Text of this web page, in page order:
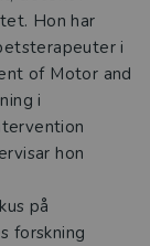
Hon har
i
of Motor and
i
hon
på
forskning